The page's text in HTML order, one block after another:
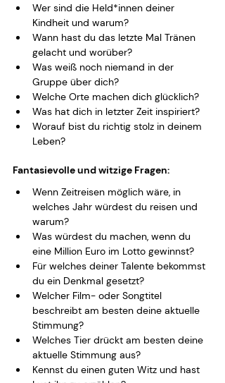
Wer sind die Held*innen deiner
Kindheit und warum?
Wann hast du das letzte Mal Tränen
gelacht und worüber?
Was weiß noch niemand in der
Gruppe über dich?
Welche Orte machen dich glücklich?
Was hat dich in letzter Zeit inspiriert?
Worauf bist du richtig stolz in deinem
Leben?
Fantasievolle und witzige Fragen:
Wenn Zeitreisen möglich wäre, in
welches Jahr würdest du reisen und
warum?
Was würdest du machen, wenn du
eine Million Euro im Lotto gewinnst?
Für welches deiner Talente bekommst
du ein Denkmal gesetzt?
Welcher Film- oder Songtitel
beschreibt am besten deine aktuelle
Stimmung?
Welches Tier drückt am besten deine
aktuelle Stimmung aus?
Kennst du einen guten Witz und hast